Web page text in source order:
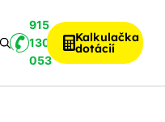
915
130
053
Kalkulačka
dotácií